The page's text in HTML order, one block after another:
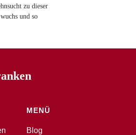
zu dieser
und so
MENÜ
Blog